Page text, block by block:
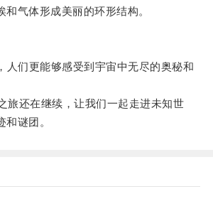
和气体形成美丽的环形结构。
们更能够感受到宇宙中无尽的奥秘和
还在继续，让我们一起走进未知世
谜团。